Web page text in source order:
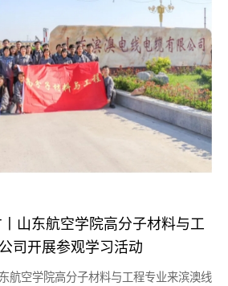
山东航空学院高分子材料与工
司开展参观学习活动
航空学院高分子材料与工程专业来滨澳线